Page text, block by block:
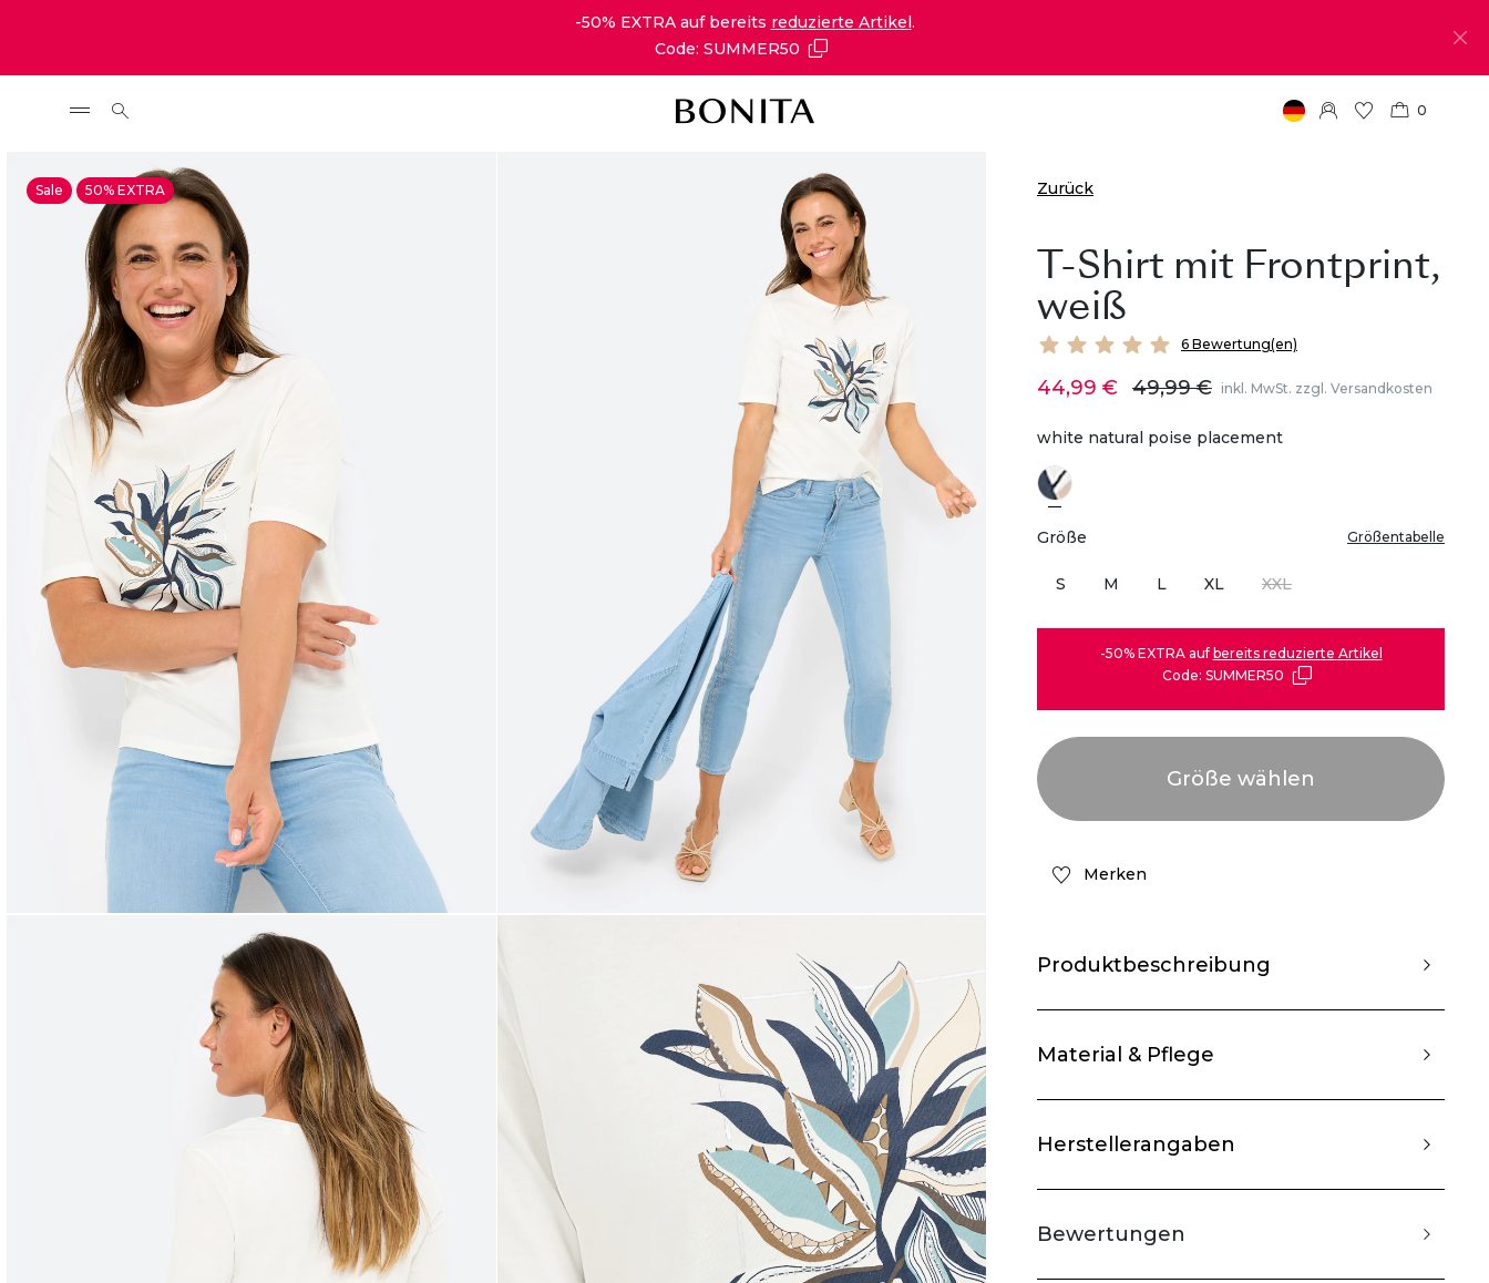
-50% EXTRA auf bereits reduzierte Artikel.
Code: SUMMER50
0
Sale 50% EXTRA Zurück
T-Shirt mit Frontprint,
weiß
6 Bewertung(en)
44,99 € 49,99 € inkl. MwSt. zzgl. Versandkosten
white natural poise placement
Größe Größentabelle
S M L XL XXL
-50% EXTRA auf bereits reduzierte Artikel
Code: SUMMER50
Merken
Produktbeschreibung
Material & Pflege
Herstellerangaben
Bewertungen